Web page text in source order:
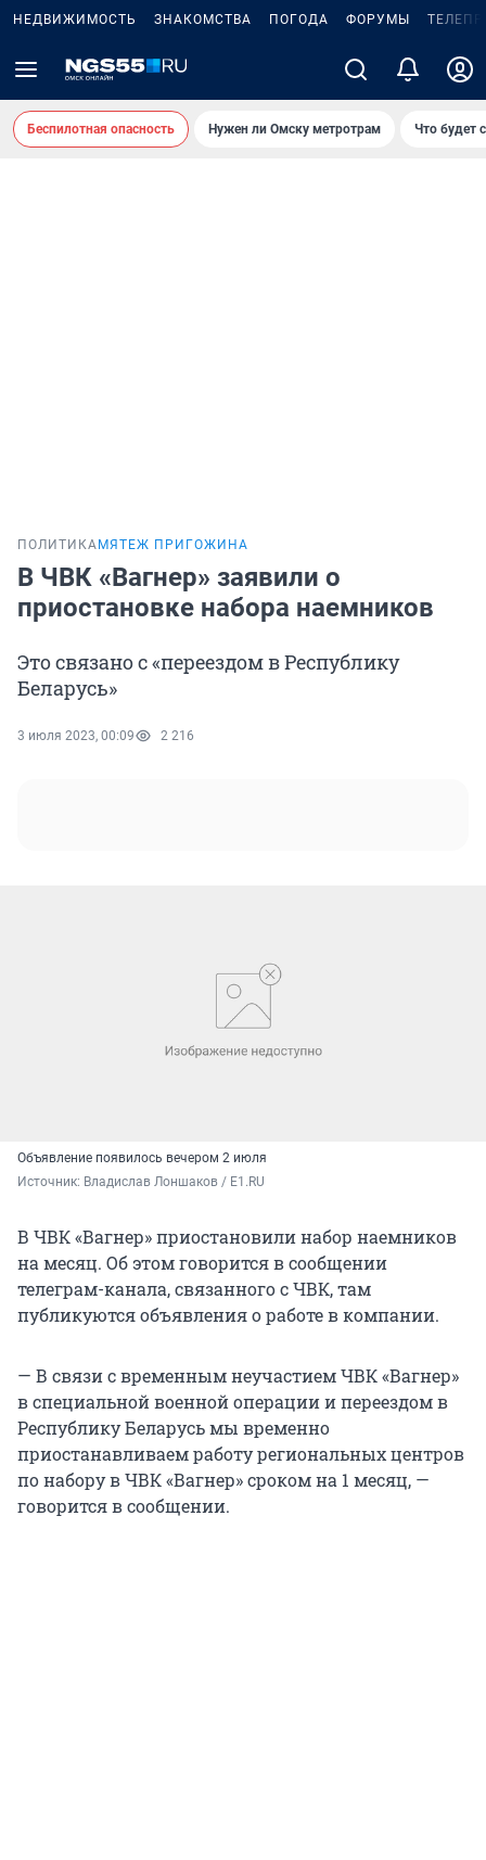
НЕДВИЖИМОСТЬ ЗНАКОМСТВА ПОГОДА ФОРУМЫ
Беспилотная опасность Нужен ли Омску метротрам Что будет
ПОЛИТИКА МЯТЕЖ ПРИГОЖИНА
В ЧВК «Вагнер» заявили о
приостановке набора наемников
Это связано с «переездом в Республику
Беларусь»
3 июля 2023, 00:09 2 216
Объявление появилось вечером 2 июля
Источник: Владислав Лоншаков / E1.RU
В ЧВК «Вагнер» приостановили набор наемников
на месяц. Об этом говорится в сообщении
телеграм-канала, связанного с ЧВК, там
публикуются объявления о работе в компании.
— В связи с временным неучастием ЧВК «Вагнер»
в специальной военной операции и переездом в
Республику Беларусь мы временно
приостанавливаем работу региональных центров
по набору в ЧВК «Вагнер» сроком на 1 месяц, —
говорится в сообщении.